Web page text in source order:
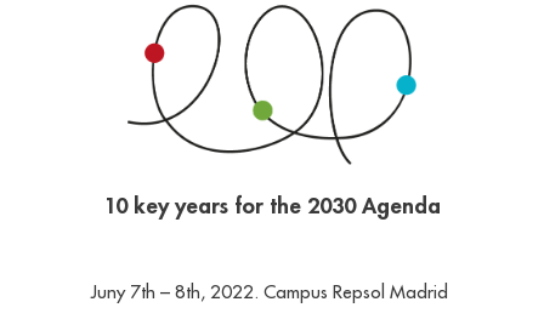
10 key years for the 2030 Agenda
Juny 7th – 8th, 2022. Campus Repsol Madrid